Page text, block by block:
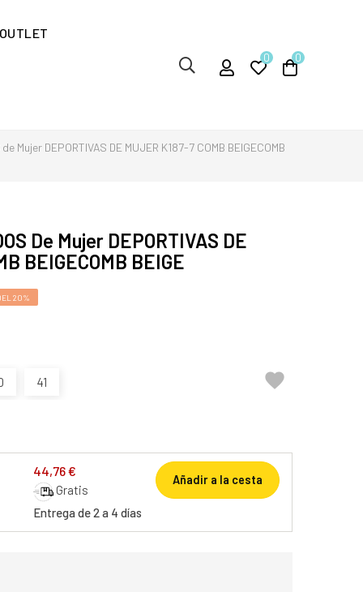
OUTLET
0 0
Mujer DEPORTIVAS DE MUJER K187-7 COMB BEIGECOMB
De Mujer DEPORTIVAS DE
BEIGECOMB BEIGE
20%
41 
44,76 €
Gratis
Entrega de 2 a 4 días
Añadir a la cesta